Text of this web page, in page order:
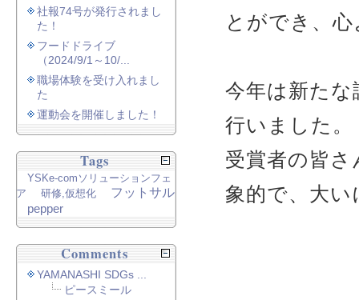
とができ、
今年は新た
行いました。
受賞者の皆
象的で、大
社報74号が発行されまし
た！
フードドライブ
（2024/9/1～10/...
職場体験を受け入れまし
た
運動会を開催しました！
Tags
YSKe-comソリューションフェ
ア
研修,仮想化
フットサル
pepper
Comments
YAMANASHI SDGs ...
ピースミール